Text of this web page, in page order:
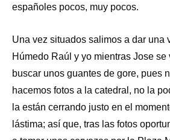
españoles pocos, muy pocos.
Una vez situados salimos a dar una
Húmedo Raúl y yo mientras Jose se
buscar unos guantes de gore, pues
hacemos fotos a la catedral, no la
la están cerrando justo en el
lástima; así que, tras las fotos